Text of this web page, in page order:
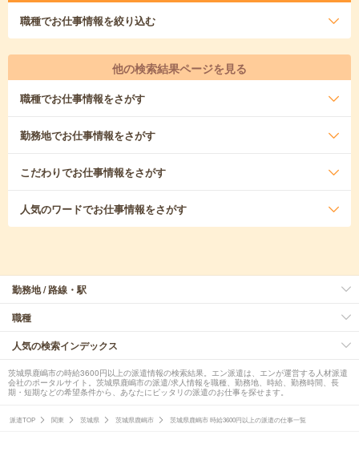
職種でお仕事情報を絞り込む
他の検索結果ページを見る
職種でお仕事情報をさがす
勤務地でお仕事情報をさがす
こだわりでお仕事情報をさがす
人気のワードでお仕事情報をさがす
勤務地 / 路線・駅
職種
人気の検索インデックス
茨城県鹿嶋市の時給3600円以上の派遣情報の検索結果。エン派遣は、エンが運営する人材派遣
会社のポータルサイト。茨城県鹿嶋市の派遣/求人情報を職種、勤務地、時給、勤務時間、長
期・短期などの希望条件から、あなたにピッタリの派遣のお仕事を探せます。
派遣TOP 関東 茨城県 茨城県鹿嶋市 茨城県鹿嶋市 時給3600円以上の派遣の仕事一覧